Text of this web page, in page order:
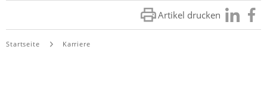
Artikel drucken Besuchen
Sie
Sie
Startseite Karriere